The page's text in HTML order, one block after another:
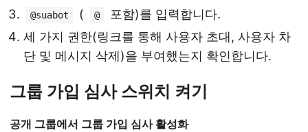
@suabot ( @
포함)를 입력합니다.
세 가지 권한(링크를 통해 사용자 초대, 사용자 차
단 및 메시지 삭제)을 부여했는지 확인합니다.
그룹 가입 심사 스위치 켜기
공개 그룹에서 그룹 가입 심사 활성화